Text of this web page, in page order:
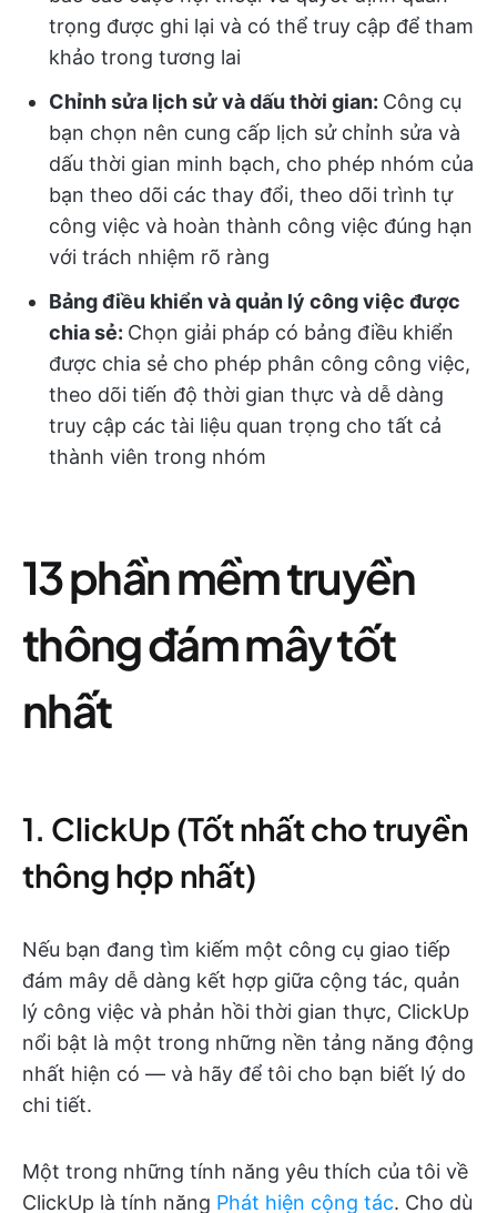
trọng được ghi lại và có thể truy cập để tham
khảo trong tương lai
Chỉnh sửa lịch sử và dấu thời gian: Công cụ
bạn chọn nên cung cấp lịch sử chỉnh sửa và
dấu thời gian minh bạch, cho phép nhóm của
bạn theo dõi các thay đổi, theo dõi trình tự
công việc và hoàn thành công việc đúng hạn
với trách nhiệm rõ ràng
Bảng điều khiển và quản lý công việc được
chia sẻ: Chọn giải pháp có bảng điều khiển
được chia sẻ cho phép phân công công việc,
theo dõi tiến độ thời gian thực và dễ dàng
truy cập các tài liệu quan trọng cho tất cả
thành viên trong nhóm
13 phần mềm truyền
thông đám mây tốt
nhất
1. ClickUp (Tốt nhất cho truyền
thông hợp nhất)
Nếu bạn đang tìm kiếm một công cụ giao tiếp
đám mây dễ dàng kết hợp giữa cộng tác, quản
lý công việc và phản hồi thời gian thực, ClickUp
nổi bật là một trong những nền tảng năng động
nhất hiện có — và hãy để tôi cho bạn biết lý do
chi tiết.
Một trong những tính năng yêu thích của tôi về
ClickUp là tính năng Phát hiện cộng tác. Cho dù